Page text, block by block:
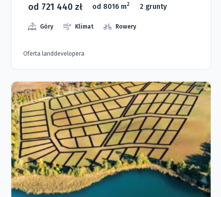
od 721 440 zł od 8016 m2 2 grunty
Góry Klimat Rowery
Oferta landdevelopera